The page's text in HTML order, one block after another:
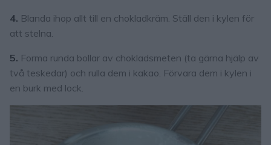
4. Blanda ihop allt till en chokladkräm. Ställ den i kylen för
att stelna.
5. Forma runda bollar av chokladsmeten (ta gärna hjälp av
två teskedar) och rulla dem i kakao. Förvara dem i kylen i
en burk med lock.